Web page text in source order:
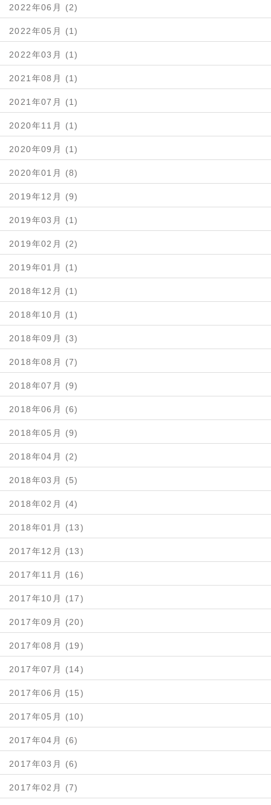
2022年06月 (2)
2022年05月 (1)
2022年03月 (1)
2021年08月 (1)
2021年07月 (1)
2020年11月 (1)
2020年09月 (1)
2020年01月 (8)
2019年12月 (9)
2019年03月 (1)
2019年02月 (2)
2019年01月 (1)
2018年12月 (1)
2018年10月 (1)
2018年09月 (3)
2018年08月 (7)
2018年07月 (9)
2018年06月 (6)
2018年05月 (9)
2018年04月 (2)
2018年03月 (5)
2018年02月 (4)
2018年01月 (13)
2017年12月 (13)
2017年11月 (16)
2017年10月 (17)
2017年09月 (20)
2017年08月 (19)
2017年07月 (14)
2017年06月 (15)
2017年05月 (10)
2017年04月 (6)
2017年03月 (6)
2017年02月 (7)